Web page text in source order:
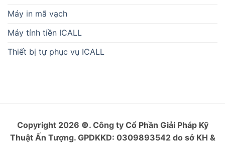
Máy in mã vạch
Máy tính tiền ICALL
Thiết bị tự phục vụ ICALL
Copyright 2026 ©. Công ty Cổ Phần Giải Pháp Kỹ
Thuật Ấn Tượng. GPDKKD: 0309893542 do sở KH &